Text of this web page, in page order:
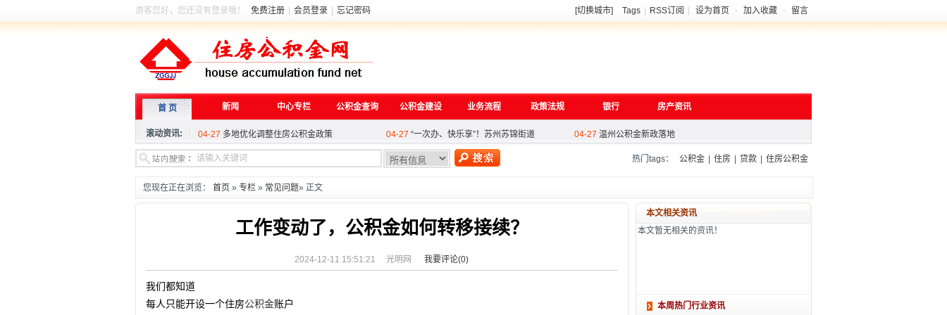
游客您好，您还没有登录哦！ 免费注册 会员登录 忘记密码 [切换城市] Tags RSS订阅 设为首页 - 加入收藏 - 留言
首 页 新闻 中心专栏 公积金查询 公积金建设 业务流程 政策法规 银行 房产资讯
滚动资讯:
东营公积金新政落地见效 惠民红利 06-11 物业费、装修款都能提取，公积金时
离职发现公司少缴住房公积金，能追
06-06 住建部就《住房公积金管理条例（修 05-27 酒泉公积金筑牢审核'三道防线',谱 05-25 西安与青海省各城市实现住房公积金
04-27 多地优化调整住房公积金政策 04-27 “一次办、快乐享”！苏州苏锦街道 04-27 温州公积金新政落地
06-11 东营公积金新政落地见效 惠民红利 06-11 物业费、装修款都能提取，公积金时
06-06 住建部就《住房公积金管理条例（修 05-27 酒泉公积金筑牢审核'三道防线',谱
西安与青海省各城市实现住房公积金
热门tags： 公积金 住房 贷款 住房公积金
您现在正在浏览： 首页 » 专栏 » 常见问题» 正文
工作变动了，公积金如何转移接续？
2024-12-11 15:51:21光明网 我要评论(0)
我们都知道
每人只能开设一个住房公积金账户
本文相关资讯
本文暂无相关的资讯！
本周热门行业资讯